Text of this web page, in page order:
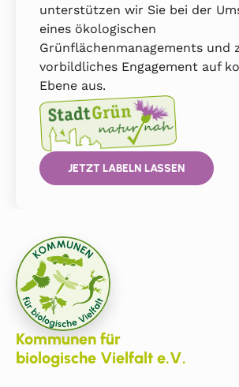
unterstützen wir Sie bei der
eines ökologischen
Grünflächenmanagements und
vorbildliches Engagement auf
Ebene aus.
JETZT LABELN LASSEN
Kommunen für
biologische Vielfalt e.V.